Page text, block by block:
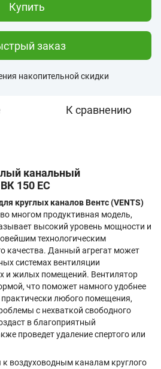
Купить
заказ
накопительной скидки
К сравнению
канальный
150 ЕС
круглых каналовВентс (VENTS)
многом продуктивная модель,
высокий уровень мощности и
технологическим
качества. Данный агрегат может
системах вентиляции
и жилых помещений. Вентилятор
что поможет намного удобнее
любого помещения,
с нехваткой свободного
в благоприятный
проведет удаление спертого или
к воздуховодным каналам круглого